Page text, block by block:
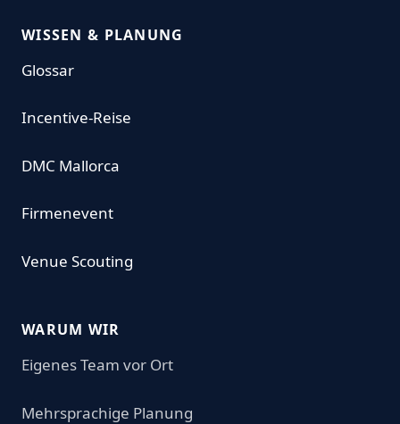
WISSEN & PLANUNG
Glossar
Incentive-Reise
DMC Mallorca
Firmenevent
Venue Scouting
WARUM WIR
Eigenes Team vor Ort
Mehrsprachige Planung